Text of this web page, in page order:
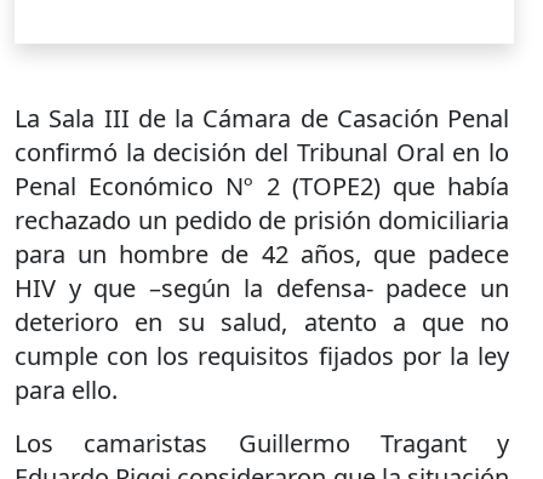
La Sala III de la Cámara de Casación Penal
confirmó la decisión del Tribunal Oral en lo
Penal Económico Nº 2 (TOPE2) que había
rechazado un pedido de prisión domiciliaria
para un hombre de 42 años, que padece
HIV y que –según la defensa- padece un
deterioro en su salud, atento a que no
cumple con los requisitos fijados por la ley
para ello.
Los camaristas Guillermo Tragant y